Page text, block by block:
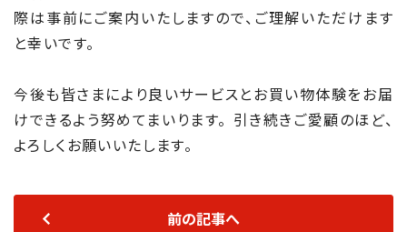
際は事前にご案内いたしますので、ご理解いただけます
と幸いです。
今後も皆さまにより良いサービスとお買い物体験をお届
けできるよう努めてまいります。 引き続きご愛顧のほど、
よろしくお願いいたします。
前の記事へ